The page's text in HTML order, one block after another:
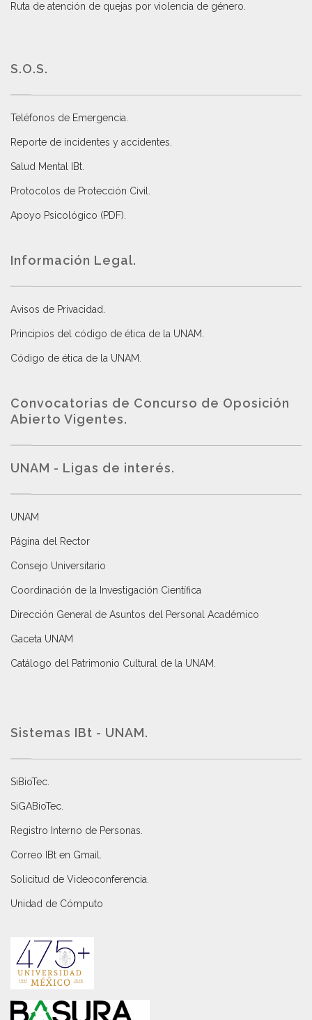
Ruta de atención de quejas por violencia de género
S.O.S.
Teléfonos de Emergencia.
Reporte de incidentes y accidentes
Salud Mental IBt
Protocolos de Protección Civil
Apoyo Psicológico (PDF)
Información Legal.
Avisos de Privacidad
Principios del código de ética de la UNAM
Código de ética de la UNAM
Convocatorias de Concurso de Oposición
Abierto Vigentes.
UNAM - Ligas de interés.
UNAM
Página del Rector
Consejo Universitario
Coordinación de la Investigación Científica
Dirección General de Asuntos del Personal Académico
Gaceta UNAM
Catálogo del Patrimonio Cultural de la UNAM.
Sistemas IBt - UNAM.
SiBioTec
SiGABioTec.
Registro Interno de Personas
Correo IBt en Gmail
Solicitud de Videoconferencia.
Unidad de Cómputo